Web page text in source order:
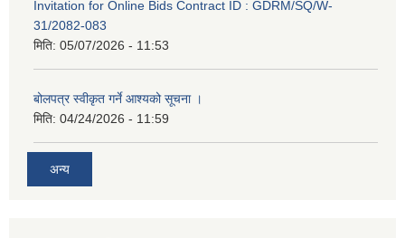
Invitation for Online Bids Contract ID : GDRM/SQ/W-
31/2082-083
मिति: 05/07/2026 - 11:53
बोलपत्र स्वीकृत गर्ने आश्यको सूचना ।
मिति: 04/24/2026 - 11:59
अन्य